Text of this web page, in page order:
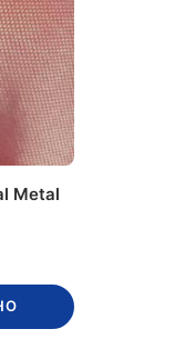
Metal